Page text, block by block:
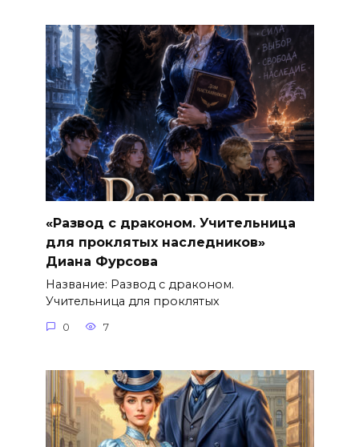
«Развод с драконом. Учительница
для проклятых наследников»
Диана Фурсова
Название: Развод с драконом.
Учительница для проклятых
0 7